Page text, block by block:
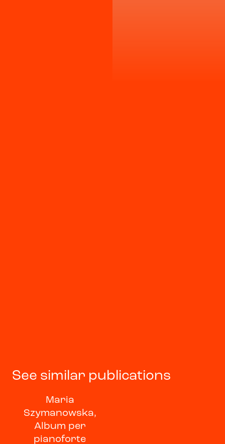
See similar publications
Maria
Szymanowska,
Album per
pianoforte